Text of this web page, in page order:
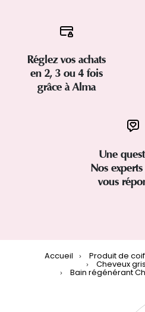
Réglez vos achats
en 2, 3 ou 4 fois
grâce à Alma
Une
Nos
vous
Accueil Produit de
Cheveux
Bain régénérant